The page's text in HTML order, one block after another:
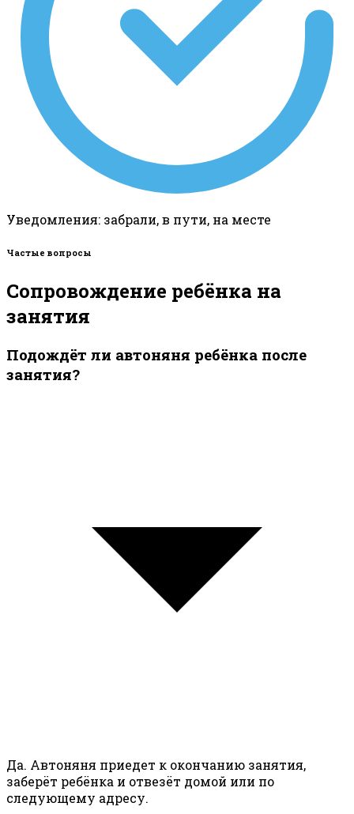
Уведомления: забрали, в пути, на месте
Частые вопросы
Сопровождение ребёнка на
занятия
Подождёт ли автоняня ребёнка после
занятия?
Да. Автоняня приедет к окончанию занятия,
заберёт ребёнка и отвезёт домой или по
следующему адресу.